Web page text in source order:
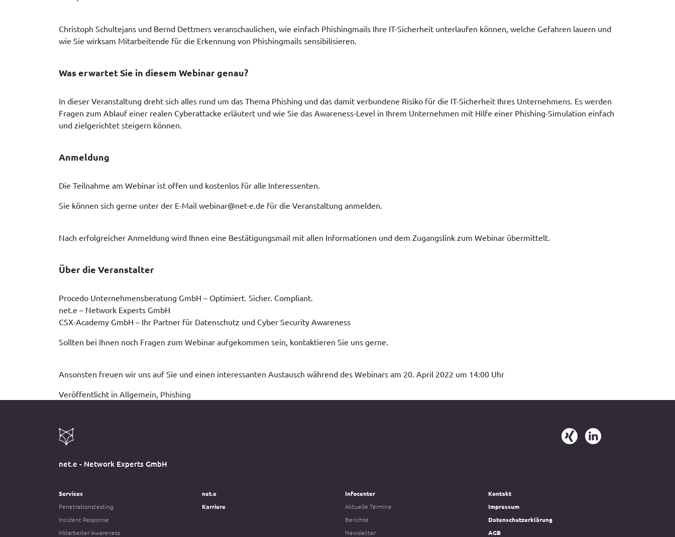
Christoph Schultejans und Bernd Dettmers veranschaulichen, wie einfach Phishingmails Ihre IT-Sicherheit unterlaufen können, welche Gefahren lauern und
wie Sie wirksam Mitarbeitende für die Erkennung von Phishingmails sensibilisieren.
Was erwartet Sie in diesem Webinar genau?
In dieser Veranstaltung dreht sich alles rund um das Thema Phishing und das damit verbundene Risiko für die IT-Sicherheit Ihres Unternehmens. Es werden
Fragen zum Ablauf einer realen Cyberattacke erläutert und wie Sie das Awareness-Level in Ihrem Unternehmen mit Hilfe einer Phishing-Simulation einfach
und zielgerichtet steigern können.
Anmeldung
Die Teilnahme am Webinar ist offen und kostenlos für alle Interessenten.
Sie können sich gerne unter der E-Mail webinar@net-e.de für die Veranstaltung anmelden.
Nach erfolgreicher Anmeldung wird Ihnen eine Bestätigungsmail mit allen Informationen und dem Zugangslink zum Webinar übermittelt.
Über die Veranstalter
Procedo Unternehmensberatung GmbH – Optimiert. Sicher. Compliant.
net.e – Network Experts GmbH
CSX-Academy GmbH – Ihr Partner für Datenschutz und Cyber Security Awareness
Sollten bei Ihnen noch Fragen zum Webinar aufgekommen sein, kontaktieren Sie uns gerne.
Ansonsten freuen wir uns auf Sie und einen interessanten Austausch während des Webinars am 20. April 2022 um 14:00 Uhr
Veröffentlicht in Allgemein, Phishing
net.e - Network Experts GmbH
Services
Penetrationstesting
Incident Response
Mitarbeiter Awareness
net.e
Karriere
Infocenter
Aktuelle Termine
Berichte
Newsletter
Kontakt
Impressum
Datenschutzerklärung
AGB